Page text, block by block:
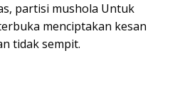
partisi mushola Untuk
menciptakan kesan
tidak sempit.